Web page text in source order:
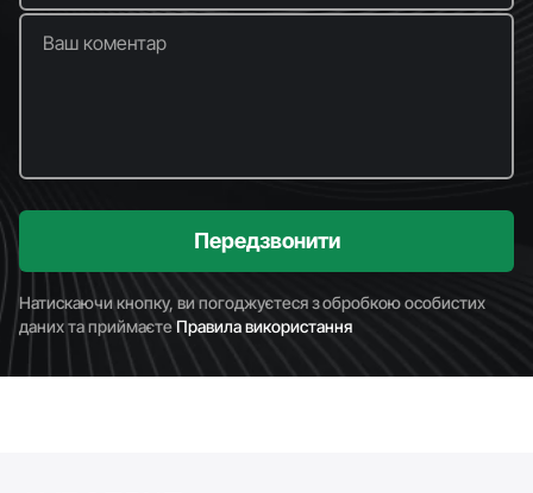
Ваш коментар
Передзвонити
Натискаючи кнопку, ви погоджуєтеся з обробкою особистих
даних та приймаєтеПравила використання